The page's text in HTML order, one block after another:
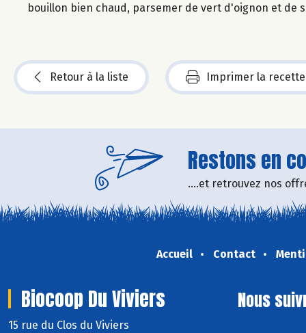
bouillon bien chaud, parsemer de vert d'oignon et de
Retour à la liste Imprimer la recette
Restons en
....et retrouvez nos
Accueil Contact
Biocoop Du Viviers
15 rue du Clos du Viviers
Nous